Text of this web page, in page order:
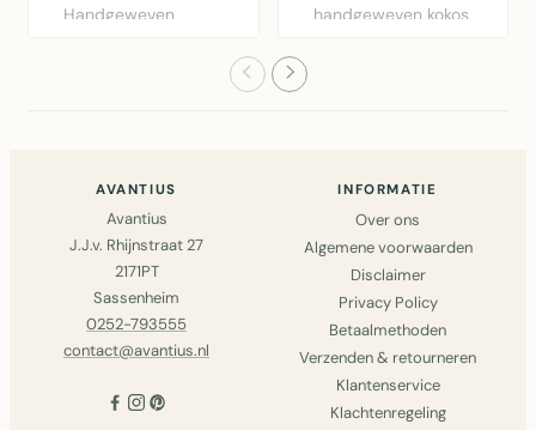
Handgeweven
handgeweven kokos
AVANTIUS
Avantius
J.J.v. Rhijnstraat 27
2171PT
Sassenheim
0252-793555
contact@avantius.nl
INFORMATIE
Over ons
Algemene voorwaarden
Disclaimer
Privacy Policy
Betaalmethoden
Verzenden & retourneren
Klantenservice
Klachtenregeling